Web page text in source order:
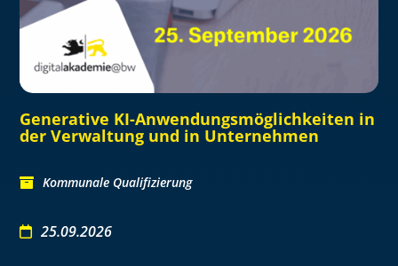
Generative KI-Anwendungsmöglichkeiten in
der Verwaltung und in Unternehmen
Kommunale Qualifizierung
25.09.2026